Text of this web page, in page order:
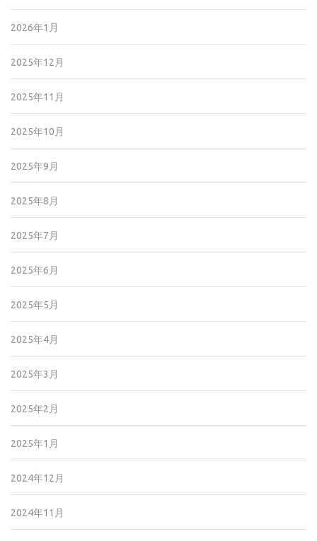
2026年1月
2025年12月
2025年11月
2025年10月
2025年9月
2025年8月
2025年7月
2025年6月
2025年5月
2025年4月
2025年3月
2025年2月
2025年1月
2024年12月
2024年11月